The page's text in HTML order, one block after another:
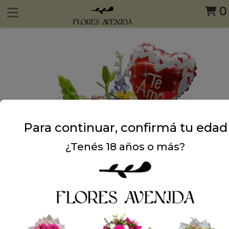
0
Para continuar, confirmá tu edad
¿Tenés 18 años o más?